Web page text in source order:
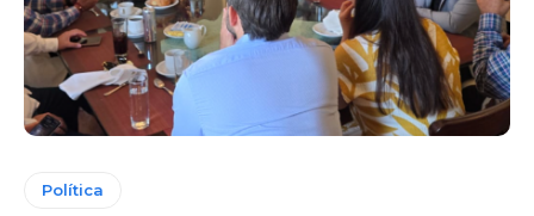
Política